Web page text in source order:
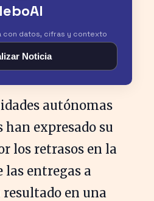
con datos, cifras y contexto
Noticia
autónomas
han expresado su
los retrasos en la
las entregas a
en una